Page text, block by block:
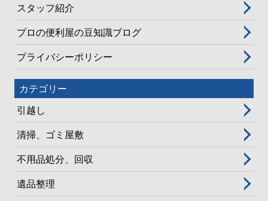
スタッフ紹介
プロの便利屋の豆知識ブログ
プライバシーポリシー
カテゴリー
引越し
清掃、ゴミ屋敷
不用品処分、回収
遺品整理